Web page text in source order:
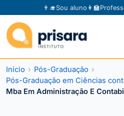
👨‍🎓Sou aluno 👩‍🏫
Início
Pós-Graduação
Pós-Graduação em Ciências
Mba Em Administração E